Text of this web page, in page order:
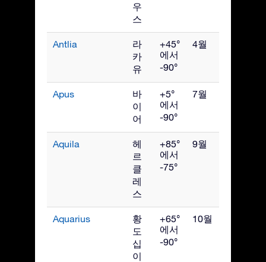
우
스
Antlia
라
카
유
+45°
에서
-90°
4월
Apus
바
이
어
+5°
에서
-90°
7월
Aquila
헤
르
클
레
스
+85°
에서
-75°
9월
Aquarius
황
도
십
이
+65°
에서
-90°
10월